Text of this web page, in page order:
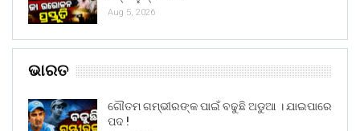
Aug 5, 2026
ଭାରତ
ଗୌତମ ଗମ୍ଭୀରଙ୍କ ପାଇଁ ବଢୁଛି ଅଡୁଆ । ଯାଇପାରେ
ପଦ !